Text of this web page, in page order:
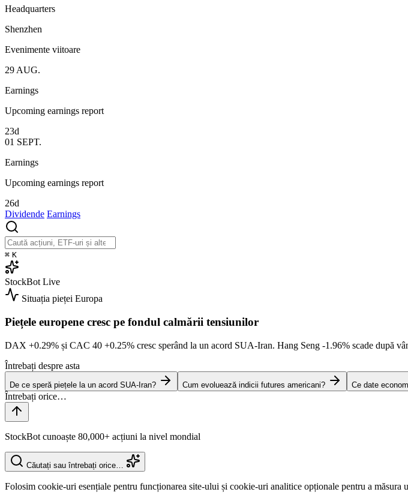
Headquarters
Shenzhen
Evenimente viitoare
29 AUG.
Earnings
Upcoming earnings report
23d
01 SEPT.
Earnings
Upcoming earnings report
26d
Dividende Earnings
⌘ K
StockBot Live
Situația pieței Europa
Piețele europene cresc pe fondul calmării tensiunilor
DAX +0.29% și CAC 40 +0.25% cresc sperând la un acord SUA-Iran. Hang Seng -1.96% scade după
Întrebați despre asta
De ce speră piețele la un acord SUA-Iran? Cum evoluează indicii futures americani? Ce date
StockBot cunoaște 80,000+ acțiuni la nivel mondial
Căutați sau întrebați orice…
Folosim cookie-uri esențiale pentru funcționarea site-ului și cookie-uri analitice opționale pentru a măsura